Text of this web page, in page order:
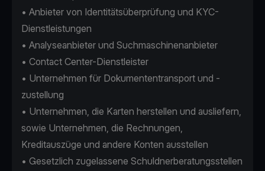
• Anbieter von Identitätsüberprüfung und KYC-
Dienstleistungen
• Analyseanbieter und Suchmaschinenanbieter
• Contact Center-Dienstleister
• Unternehmen für Dokumententransport und -
zustellung
• Unternehmen, die Karten herstellen und ausliefern,
sowie Unternehmen, die Rechnungen,
Kreditauszüge und andere Konten ausstellen
• Gesetzlich zugelassene Schuldnerberatungsstellen